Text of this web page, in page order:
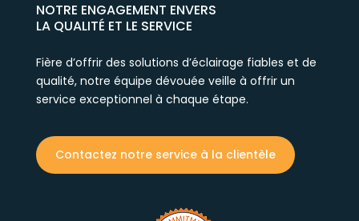
NOTRE ENGAGEMENT ENVERS
LA QUALITÉ ET LE SERVICE
Fière d’offrir des solutions d’éclairage fiables et de
qualité, notre équipe dévouée veille à offrir un
service exceptionnel à chaque étape.
Contactez notre service à la clientèle